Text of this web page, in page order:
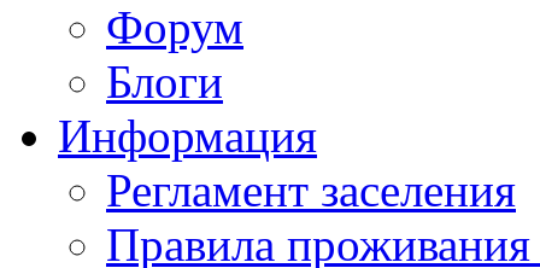
Форум
Блоги
Информация
Регламент заселения
Правила